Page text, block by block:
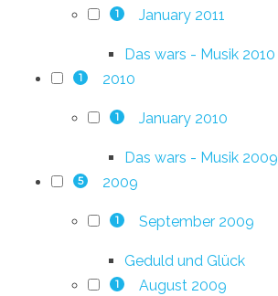
1 January 2011
Das wars - Musik 2010
1 2010
1 January 2010
Das wars - Musik 2009
5 2009
1 September 2009
Geduld und Glück
1 August 2009